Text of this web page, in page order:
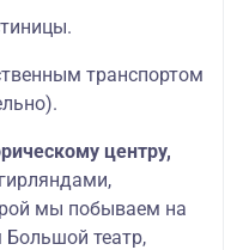
транспортом
центру,
мы побываем на
театр,